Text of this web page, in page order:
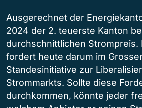
Ausgerechnet der
2024 der 2. teuerste Kanton
durchschnittlichen Strompreis.
fordert heute darum im
Standesinitiative zur
Strommarkts. Sollte diese
durchkommen, könnte jeder